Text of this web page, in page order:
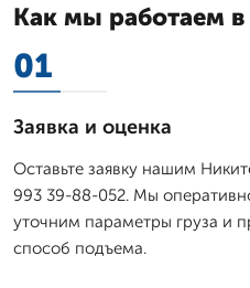
Как мы работаем в
01
Заявка и оценка
Оставьте заявку нашим
993 39-88-052. Мы
уточним параметры груза и
способ подъема.